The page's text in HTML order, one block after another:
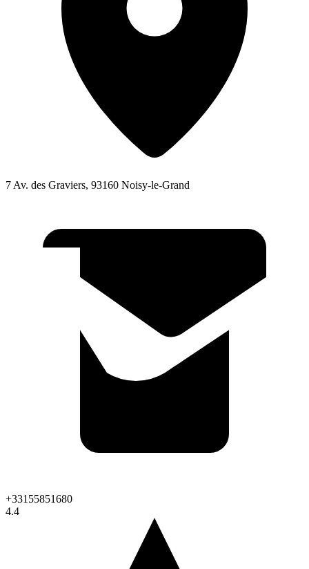
7 Av. des Graviers, 93160 Noisy-le-Grand
+33155851680
4.4